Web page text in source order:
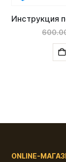
ONLINE-